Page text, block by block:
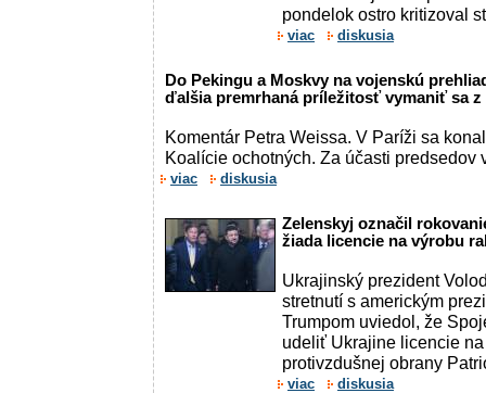
pondelok ostro kritizoval
viac diskusia
Do Pekingu a Moskvy na vojenskú
ďalšia premrhaná príležitosť vymaniť sa z
Komentár Petra Weissa. V Paríži sa
Koalície ochotných. Za účasti predsedov
viac diskusia
Zelenskyj označil
žiada licencie na výrobu
Ukrajinský prezident
stretnutí s americkým
Trumpom uviedol, že
udeliť Ukrajine licencie
protivzdušnej obrany
viac diskusia